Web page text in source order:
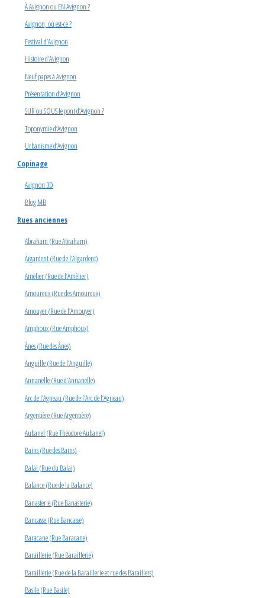
À Avignon ou EN Avignon ?
Avignon, où est-ce ?
Festival d’Avignon
Histoire d’Avignon
Neuf papes à Avignon
Présentation d’Avignon
SUR ou SOUS le pont d’Avignon ?
Toponymie d’Avignon
Urbanisme d’Avignon
Copinage
Avignon 3D
Blog MB
Rues anciennes
Abraham (Rue Abraham)
Aïgardent (Rue de l’Aïgardent)
Amèlier (Rue de l’Amèlier)
Amoureux (Rue des Amoureux)
Amouyer (Rue de l’Amouyer)
Amphoux (Rue Amphoux)
Ânes (Rue des Ânes)
Anguille (Rue de l’Anguille)
Annanelle (Rue d’Annanelle)
Arc de l’Agneau (Rue de l’Arc de l’Agneau)
Argentière (Rue Argentière)
Aubanel (Rue Théodore Aubanel)
Bains (Rue des Bains)
Balai (Rue du Balai)
Balance (Rue de la Balance)
Banasterie (Rue Banasterie)
Bancasse (Rue Bancasse)
Baracane (Rue Baracane)
Baraillerie (Rue Baraillerie)
Baraillerie (Rue de la Baraillerie et rue des Baraillers)
Basile (Rue Basile)